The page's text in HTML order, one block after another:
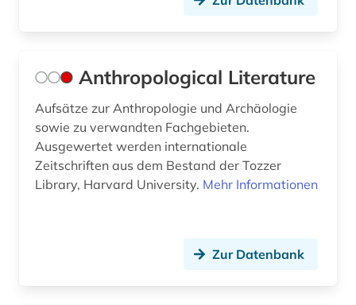
griechenland (6)
griechenland < altertum > (1)
griechenland <altertum> (1)
griechenland altertum (2)
Anthropological Literature
Aufsätze zur Anthropologie und Archäologie
sowie zu verwandten Fachgebieten.
Ausgewertet werden internationale
Zeitschriften aus dem Bestand der Tozzer
Library, Harvard University. Mehr Informationen
Zur Datenbank